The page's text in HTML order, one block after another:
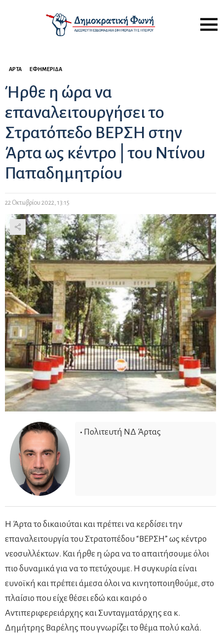
Menu
ΆΡΤΑ ΕΦΗΜΕΡΊΔΑ
Ήρθε η ώρα να
επαναλειτουργήσει το
Στρατόπεδο ΒΕΡΣΗ στην
Άρτα ως κέντρο | του Ντίνου
Παπαδημητρίου
22 Οκτωβρίου 2022, 13:15
• Πολιτευτή ΝΔ Άρτας
Η Άρτα το δικαιούται και πρέπει να κερδίσει την
επαναλειτουργία του Στρατοπέδου “ΒΕΡΣΗ” ως κέντρο
νεοσυλλέκτων. Και ήρθε η ώρα να το απαιτήσουμε όλοι
πιο δυναμικά για να το πετύχουμε. Η συγκυρία είναι
ευνοϊκή και πρέπει άμεσα όλοι να κινητοποιηθούμε, στο
πλαίσιο που είχε θέσει εδώ και καιρό ο
Αντιπεριφερειάρχης και Συνταγματάρχης εα κ.
Δημήτρης Βαρέλης που γνωρίζει το θέμα πολύ καλά.